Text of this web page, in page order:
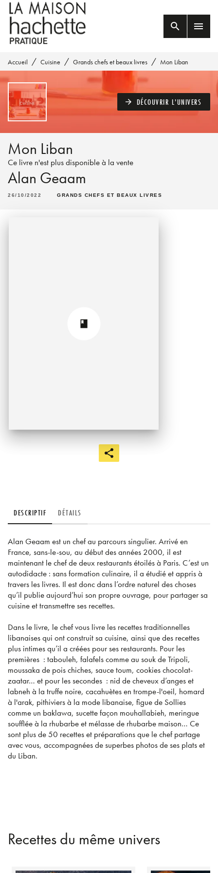
MENU RECHERCHE
PIED DE PAGE
search menu
Accueil / Cuisine / Grands chefs et beaux livres / Mon Liban
arrow_forward DÉCOUVRIR L'UNIVERS
Mon Liban
Ce livre n'est plus disponible à la vente
Alan Geaam
26/10/2022 GRANDS CHEFS ET BEAUX LIVRES
DESCRIPTIF DÉTAILS
Alan Geaam est un chef au parcours singulier. Arrivé en
France, sans-le-sou, au début des années 2000, il est
maintenant le chef de deux restaurants étoilés à Paris. C’est un
autodidacte : sans formation culinaire, il a étudié et appris à
travers les livres. Il est donc dans l’ordre naturel des choses
qu’il publie aujourd’hui son propre ouvrage, pour partager sa
cuisine et transmettre ses recettes.
Dans le livre, le chef vous livre les recettes traditionnelles
libanaises qui ont construit sa cuisine, ainsi que des recettes
plus intimes qu’il a créées pour ses restaurants. Pour les
premières : tabouleh, falafels comme au souk de Tripoli,
moussaka de pois chiches, sauce toum, cookies chocolat-
zaatar… et pour les secondes : nid de cheveux d’anges et
labneh à la truffe noire, cacahuètes en trompe-l'oeil, homard
à l'arak, pithiviers à la mode libanaise, figue de Sollies
comme un baklawa, sucette façon mouhallabieh, meringue
soufflée à la rhubarbe et mélasse de rhubarbe maison… Ce
sont plus de 50 recettes et préparations que le chef partage
avec vous, accompagnées de superbes photos de ses plats et
du Liban.
Recettes du même univers